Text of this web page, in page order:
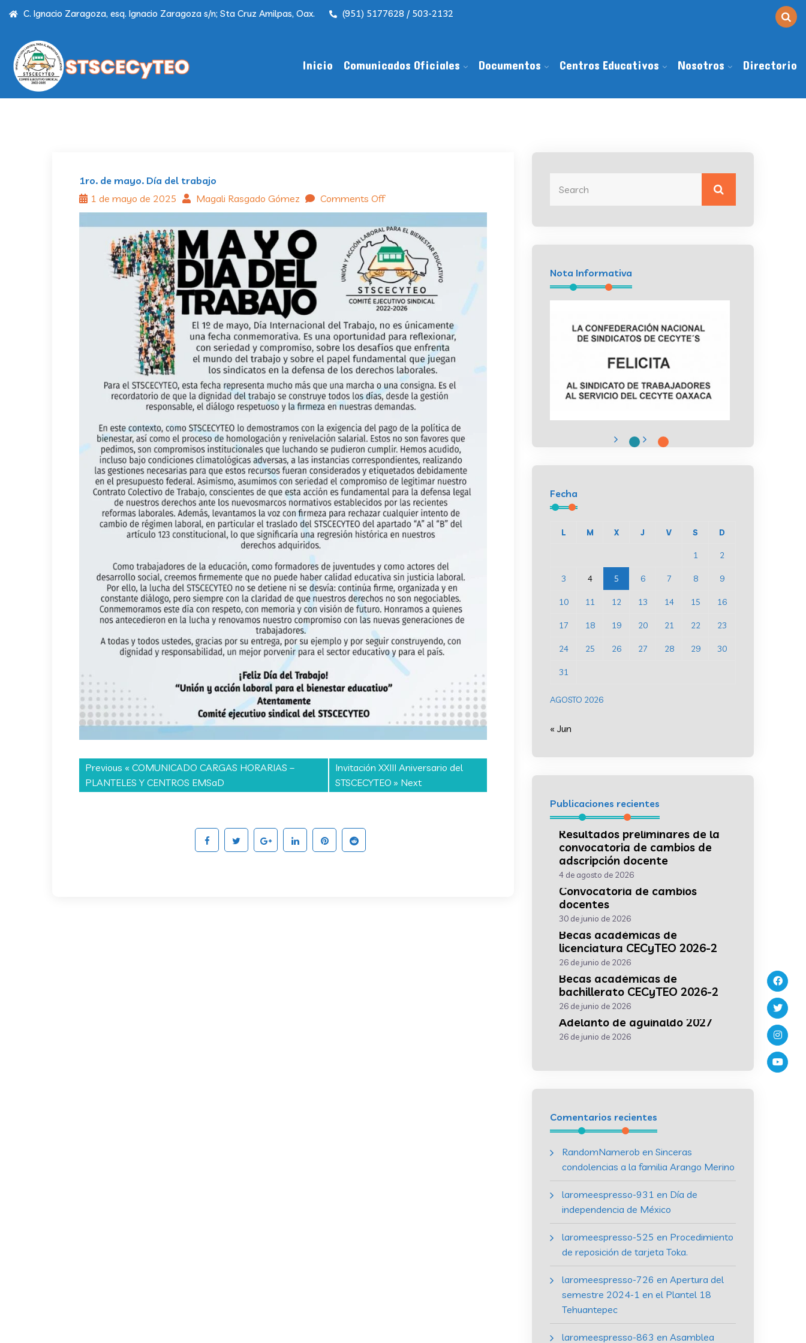
C. Ignacio Zaragoza, esq. Ignacio Zaragoza s/n; Sta Cruz Amilpas, Oax. (951) 5177628 / 503-2132
Inicio Comunicados Oficiales Documentos Centros Educativos Nosotros Directorio
1ro. de mayo. Día del trabajo
1 de mayo de 2025
Magali Rasgado Gómez Comments Off
Previous « COMUNICADO CARGAS HORARIAS –
PLANTELES Y CENTROS EMSaD
Invitación XXIII Aniversario del
STSCECYTEO » Next
Nota Informativa
Fecha
AGOSTO 2026
L M X J V S D
1 2
3 4 5 6 7 8 9
10 11 12 13 14 15 16
17 18 19 20 21 22 23
24 25 26 27 28 29 30
31
« Jun
Publicaciones recientes
Resultados preliminares de la
convocatoria de cambios de
adscripción docente
4 de agosto de 2026
Convocatoria de cambios
docentes
30 de junio de 2026
Becas académicas de
licenciatura CECyTEO 2026-2
26 de junio de 2026
Becas académicas de
bachillerato CECyTEO 2026-2
26 de junio de 2026
Adelanto de aguinaldo 2027
26 de junio de 2026
Comentarios recientes
RandomNamerob en Sinceras
condolencias a la familia Arango Merino
laromeespresso-931 en Día de
independencia de México
laromeespresso-525 en Procedimiento
de reposición de tarjeta Toka.
laromeespresso-726 en Apertura del
semestre 2024-1 en el Plantel 18
Tehuantepec
laromeespresso-863 en Asamblea